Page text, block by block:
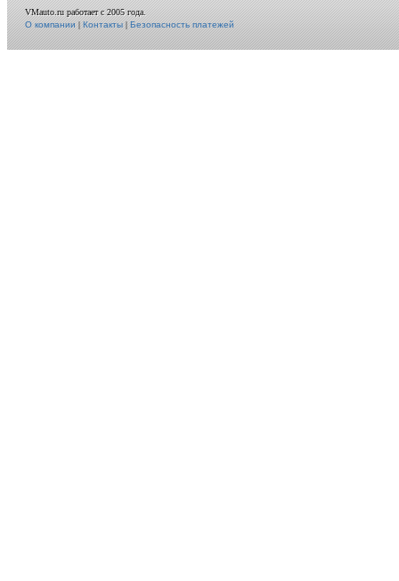
VMauto.ru работает с 2005 года.
О компании|Контакты|Безопасность платежей